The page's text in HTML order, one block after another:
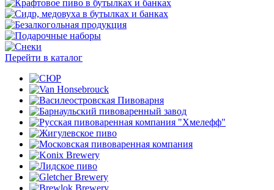
Перейти в каталог